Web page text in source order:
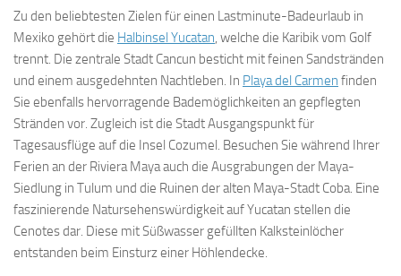
Zu den beliebtesten Zielen für einen Lastminute-Badeurlaub in
Mexiko gehört die Halbinsel Yucatan, welche die Karibik vom Golf
trennt. Die zentrale Stadt Cancun besticht mit feinen Sandstränden
und einem ausgedehnten Nachtleben. In Playa del Carmen finden
Sie ebenfalls hervorragende Bademöglichkeiten an gepflegten
Stränden vor. Zugleich ist die Stadt Ausgangspunkt für
Tagesausflüge auf die Insel Cozumel. Besuchen Sie während Ihrer
Ferien an der Riviera Maya auch die Ausgrabungen der Maya-
Siedlung in Tulum und die Ruinen der alten Maya-Stadt Coba. Eine
faszinierende Natursehenswürdigkeit auf Yucatan stellen die
Cenotes dar. Diese mit Süßwasser gefüllten Kalksteinlöcher
entstanden beim Einsturz einer Höhlendecke.